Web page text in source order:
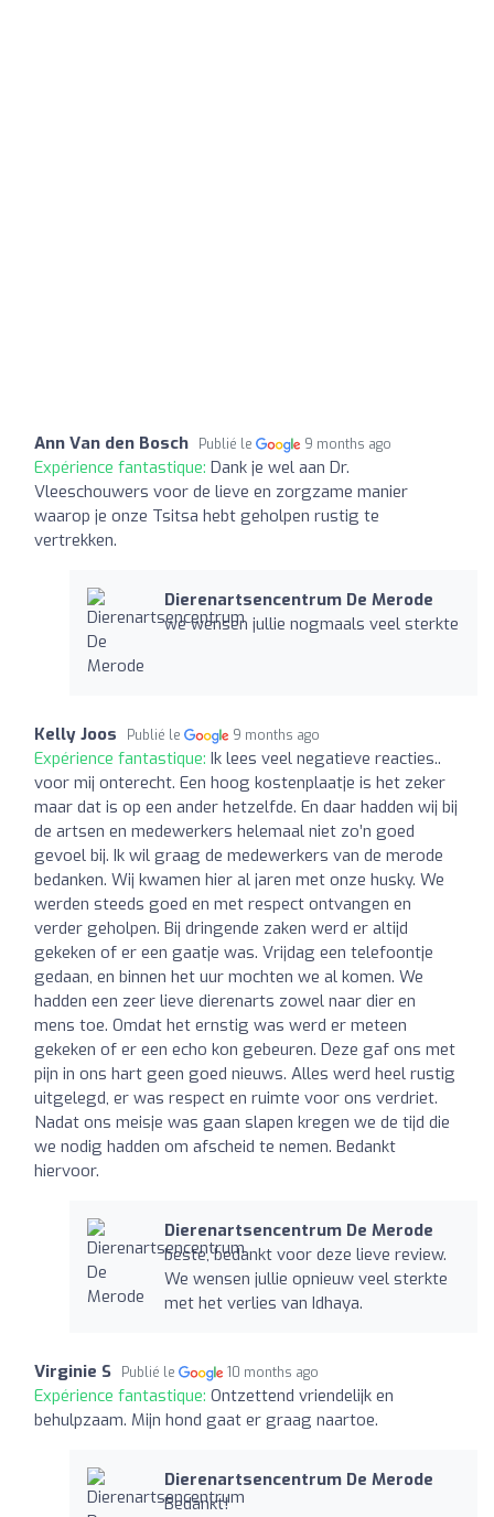
Ann Van den Bosch Publié le 9 months ago
Expérience fantastique: Dank je wel aan Dr.
Vleeschouwers voor de lieve en zorgzame manier
waarop je onze Tsitsa hebt geholpen rustig te
vertrekken.
Dierenartsencentrum De Merode
we wensen jullie nogmaals veel sterkte
Kelly Joos Publié le 9 months ago
Expérience fantastique: Ik lees veel negatieve reacties..
voor mij onterecht. Een hoog kostenplaatje is het zeker
maar dat is op een ander hetzelfde. En daar hadden wij bij
de artsen en medewerkers helemaal niet zo’n goed
gevoel bij. Ik wil graag de medewerkers van de merode
bedanken. Wij kwamen hier al jaren met onze husky. We
werden steeds goed en met respect ontvangen en
verder geholpen. Bij dringende zaken werd er altijd
gekeken of er een gaatje was. Vrijdag een telefoontje
gedaan, en binnen het uur mochten we al komen. We
hadden een zeer lieve dierenarts zowel naar dier en
mens toe. Omdat het ernstig was werd er meteen
gekeken of er een echo kon gebeuren. Deze gaf ons met
pijn in ons hart geen goed nieuws. Alles werd heel rustig
uitgelegd, er was respect en ruimte voor ons verdriet.
Nadat ons meisje was gaan slapen kregen we de tijd die
we nodig hadden om afscheid te nemen. Bedankt
hiervoor.
Dierenartsencentrum De Merode
beste, bedankt voor deze lieve review.
We wensen jullie opnieuw veel sterkte
met het verlies van Idhaya.
Virginie S Publié le 10 months ago
Expérience fantastique: Ontzettend vriendelijk en
behulpzaam. Mijn hond gaat er graag naartoe.
Dierenartsencentrum De Merode
Bedankt!